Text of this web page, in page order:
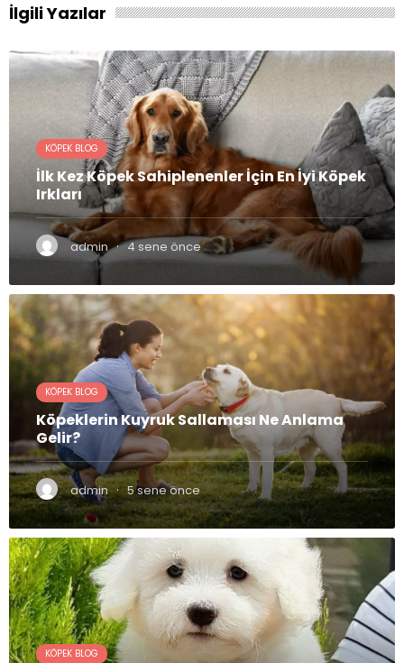
İlgili Yazılar
KÖPEK BLOG
İlk Kez Köpek Sahiplenenler İçin En İyi Köpek
Irkları
admin · 4 sene önce
KÖPEK BLOG
Köpeklerin Kuyruk Sallaması Ne Anlama
Gelir?
admin · 5 sene önce
KÖPEK BLOG